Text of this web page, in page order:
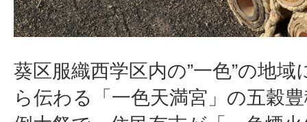
葵区服織西学区内の”一色”の地域
ら伝わる「一色天満宮」の五穀